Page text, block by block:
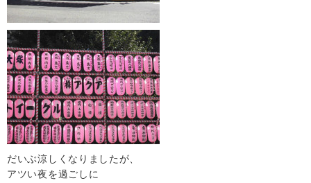
だいぶ涼しくなりましたが、
アツい夜を過ごしに